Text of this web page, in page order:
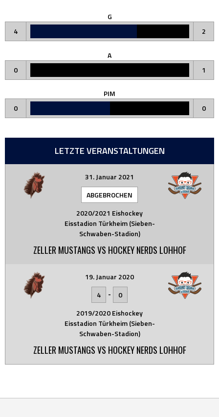
G
4
2
A
0
1
PIM
0
0
LETZTE VERANSTALTUNGEN
31. Januar 2021
ABGEBROCHEN
2020/2021 Eishockey
Eisstadion Türkheim (Sieben-
Schwaben-Stadion)
ZELLER MUSTANGS VS HOCKEY NERDS LOHHOF
19. Januar 2020
4
-
0
2019/2020 Eishockey
Eisstadion Türkheim (Sieben-
Schwaben-Stadion)
ZELLER MUSTANGS VS HOCKEY NERDS LOHHOF